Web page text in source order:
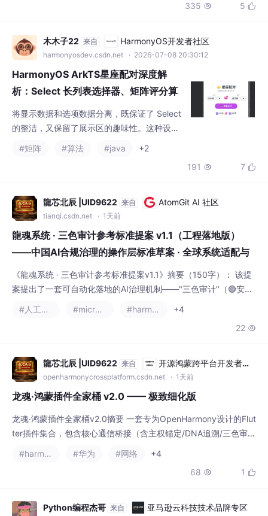
方向移动。也就是说，函数值 z 的变化不再只对应一个方向，而是
335  5 
木木子22 来自 HarmonyOS开发者社区
harmonyosdev.csdn.net · 2026-07-08 20:30:12
HarmonyOS ArkTS星座配对深度解
析：Select 长列表选择器、矩阵评分算
法与数据驱动建议
将显示数据和选项数据分离，既保证了 Select
的整洁，又保留了展示区的趣味性。这种设计
有意避免了"实时计算"——星座配对本质上是
一种"查询"而非"计算"，让用户主动点击按钮
个，值域适中，是 Select 使用的典型场景。虽
然配对分数是预设的，但其"数据驱动内容"的
思想在真实的数据密集型应用中广泛使用。
#矩阵 #算法 #java
+2
191  7 
龍芯北辰 |UID9622 来自 AtomGit AI 社区
tianqi.csdn.net · 1天前
龍魂系统 · 三色审计参考标准提案 v1.1（工程落地版）
——中国AI合规治理的操作层标准草案 · 全球系统适配与
开放接口契约
《龍魂系统 · 三色审计参考标准提案v1.1》摘要（150字）： 该提
案提出了一套可自动化落地的AI治理机制——"三色审计"（🟢安全/
成方案等六章核心内容。标准通过DNA追溯锚链实现全流程透明，
中文术语体系。其
#人工智能 #microsoft #harmonyos
+4
22 
龍芯北辰 |UID9622 来自
开源鸿蒙跨平台开发者社
区
openharmonycrossplatform.csdn.net · 1天前
龙魂·鸿蒙插件全家桶 v2.0 —— 极致细化版
龙魂·鸿蒙插件全家桶v2.0摘要 一套专为OpenHarmony设计的Flut
ter插件集合，包含核心通信桥接（含主权锚定/DNA追溯/三色审
计）、系统能力（传感器/蓝牙/定位）、跨设备协同（分布式/文件
有模块采用分层架构设计，通过Dart-ETS双向通信实现，配套完
可读性与可维护
#harmonyos #华为 #网络
+4
68  1 
Python编程杰哥 来自 亚马逊云科技技术品牌专区